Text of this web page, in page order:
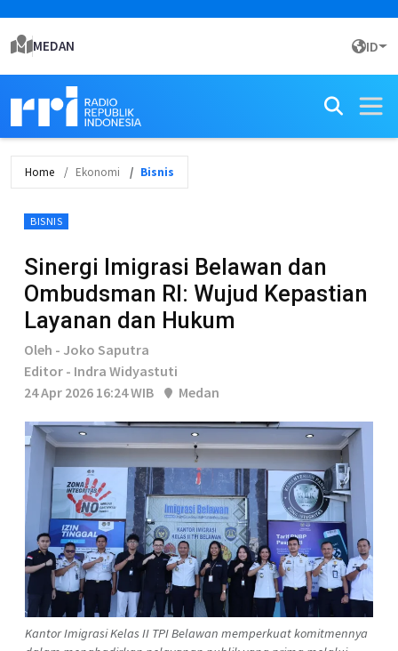
MEDAN ID
Home Ekonomi Bisnis
BISNIS
Sinergi Imigrasi Belawan dan
Ombudsman RI: Wujud Kepastian
Layanan dan Hukum
Oleh - Joko Saputra
Editor - Indra Widyastuti
24 Apr 2026 16:24 WIB
Medan
Kantor Imigrasi Kelas II TPI Belawan memperkuat komitmennya